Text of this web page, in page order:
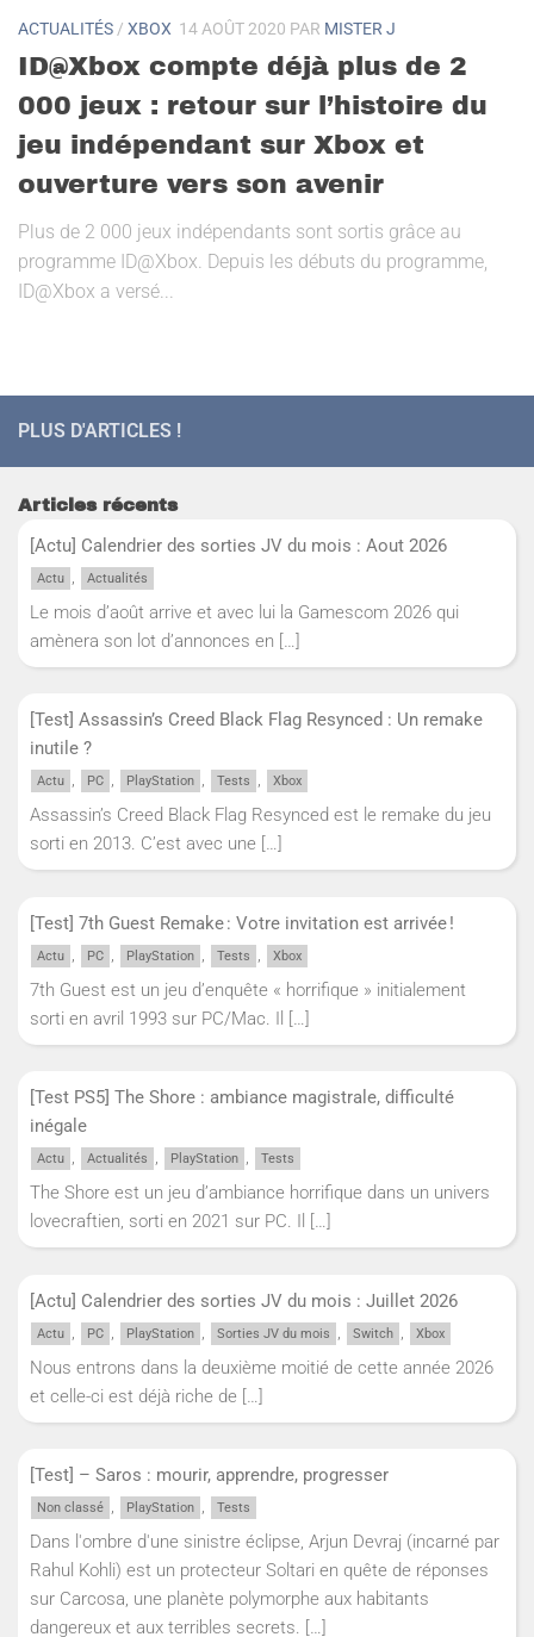
ACTUALITÉS / XBOX 14 AOÛT 2020 PAR MISTER J
ID@Xbox compte déjà plus de 2
000 jeux : retour sur l’histoire du
jeu indépendant sur Xbox et
ouverture vers son avenir
Plus de 2 000 jeux indépendants sont sortis grâce au
programme ID@Xbox. Depuis les débuts du programme,
ID@Xbox a versé...
PLUS D'ARTICLES !
Articles récents
[Actu] Calendrier des sorties JV du mois : Aout 2026
Actu , Actualités
Le mois d’août arrive et avec lui la Gamescom 2026 qui
amènera son lot d’annonces en […]
[Test] Assassin’s Creed Black Flag Resynced : Un remake
inutile ?
Actu , PC , PlayStation , Tests , Xbox
Assassin’s Creed Black Flag Resynced est le remake du jeu
sorti en 2013. C’est avec une […]
[Test] 7th Guest Remake : Votre invitation est arrivée !
Actu , PC , PlayStation , Tests , Xbox
7th Guest est un jeu d’enquête « horrifique » initialement
sorti en avril 1993 sur PC/Mac. Il […]
[Test PS5] The Shore : ambiance magistrale, difficulté
inégale
Actu , Actualités , PlayStation , Tests
The Shore est un jeu d’ambiance horrifique dans un univers
lovecraftien, sorti en 2021 sur PC. Il
[…]
[Actu] Calendrier des sorties JV du mois : Juillet 2026
Actu , PC , PlayStation , Sorties JV du mois , Switch , Xbox
Nous entrons dans la deuxième moitié de cette année 2026
et celle-ci est déjà riche de […]
[Test] – Saros : mourir, apprendre, progresser
Non classé , PlayStation , Tests
Dans l'ombre d'une sinistre éclipse, Arjun Devraj (incarné par
Rahul Kohli) est un protecteur Soltari en quête de réponses
sur Carcosa, une planète polymorphe aux habitants
dangereux et aux terribles secrets. […]